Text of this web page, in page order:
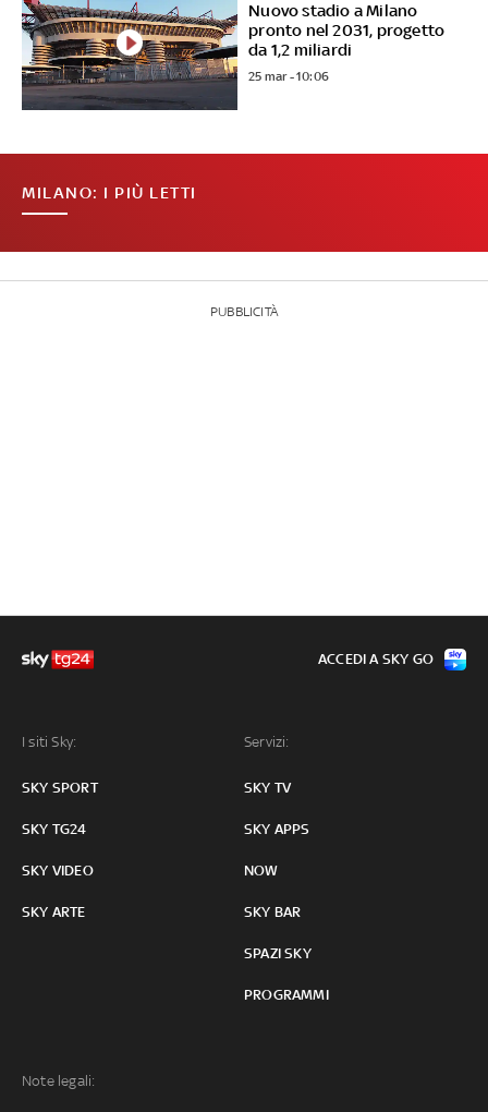
Nuovo stadio a Milano
pronto nel 2031, progetto
da 1,2 miliardi
25 mar - 10:06
MILANO: I PIÙ LETTI
PUBBLICITÀ
I siti Sky:
SKY SPORT
SKY TG24
SKY VIDEO
SKY ARTE
Servizi:
SKY TV
SKY APPS
NOW
SKY BAR
SPAZI SKY
PROGRAMMI
Note legali:
ACCEDI A SKY GO